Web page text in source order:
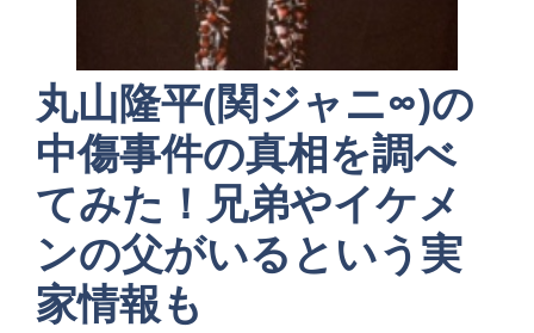
丸山隆平(関ジャニ∞)の
中傷事件の真相を調べ
てみた！兄弟やイケメ
ンの父がいるという実
家情報も